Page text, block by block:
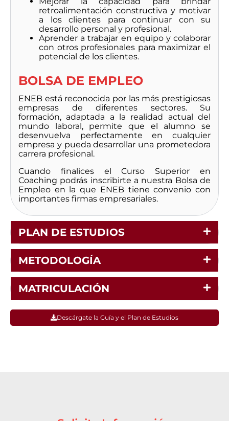
retroalimentación constructiva y motivar
a los clientes para continuar con su
desarrollo personal y profesional.
Aprender a trabajar en equipo y colaborar
con otros profesionales para maximizar el
potencial de los clientes.
BOLSA DE EMPLEO
ENEB está reconocida por las más prestigiosas
empresas de diferentes sectores. Su
formación, adaptada a la realidad actual del
mundo laboral, permite que el alumno se
desenvuelva perfectamente en cualquier
empresa y pueda desarrollar una prometedora
carrera profesional.
Cuando finalices el Curso Superior en
Coaching podrás inscribirte a nuestra Bolsa de
Empleo en la que ENEB tiene convenio con
importantes firmas empresariales.
PLAN DE ESTUDIOS
METODOLOGÍA
MATRICULACIÓN
Descárgate la Guía y el Plan de Estudios